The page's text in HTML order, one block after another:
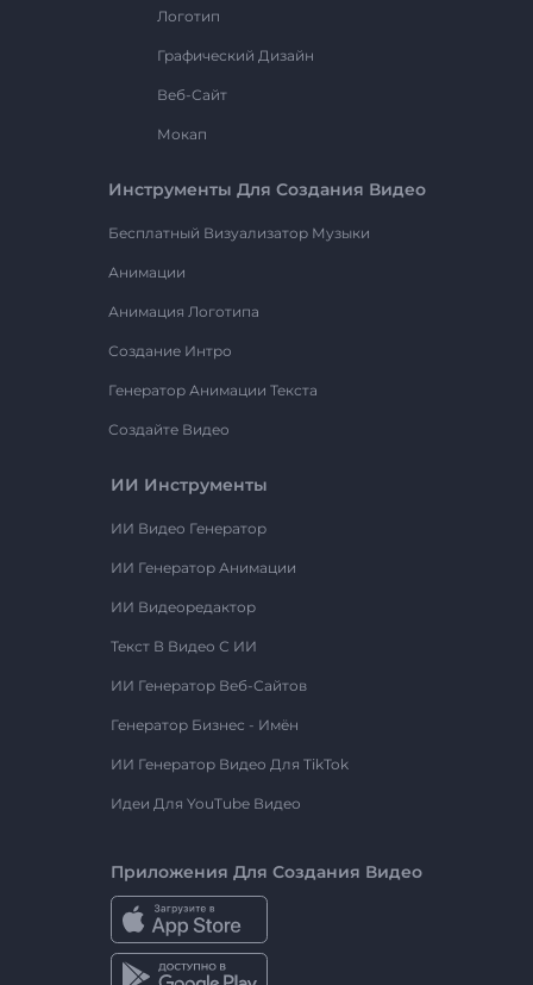
Логотип
Графический Дизайн
Веб-Сайт
Мокап
Инструменты Для Создания Видео
Бесплатный Визуализатор Музыки
Анимации
Анимация Логотипа
Создание Интро
Генератор Анимации Текста
Создайте Видео
ИИ Инструменты
ИИ Видео Генератор
ИИ Генератор Анимации
ИИ Видеоредактор
Текст В Видео С ИИ
ИИ Генератор Веб-Сайтов
Генератор Бизнес - Имён
ИИ Генератор Видео Для TikTok
Идеи Для YouTube Видео
Приложения Для Создания Видео